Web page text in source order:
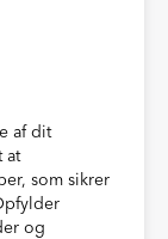
af dit
at
som sikrer
og